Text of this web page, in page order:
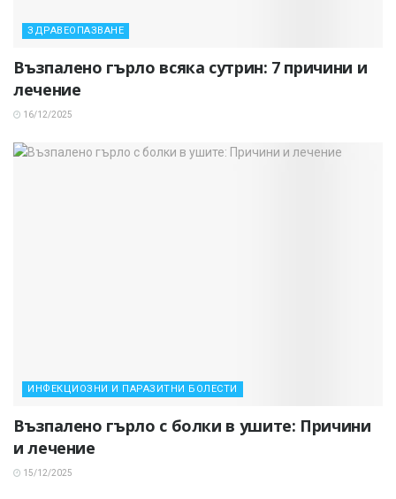
ЗДРАВЕОПАЗВАНЕ
Възпалено гърло всяка сутрин: 7 причини и
лечение
16/12/2025
ИНФЕКЦИОЗНИ И ПАРАЗИТНИ БОЛЕСТИ
Възпалено гърло с болки в ушите: Причини
и лечение
15/12/2025